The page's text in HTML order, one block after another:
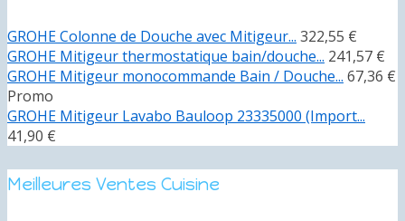
GROHE Colonne de Douche avec Mitigeur... 322,55 €
GROHE Mitigeur thermostatique bain/douche... 241,57 €
GROHE Mitigeur monocommande Bain / Douche... 67,36 €
Promo
GROHE Mitigeur Lavabo Bauloop 23335000 (Import...
41,90 €
Meilleures Ventes Cuisine